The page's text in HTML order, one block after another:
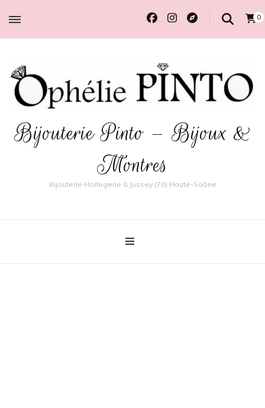
0
Bijouterie Pinto – Bijoux &
Montres
Bijouterie Horlogerie à Jussey (70) Haute-Saône